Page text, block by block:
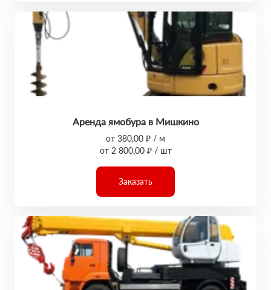
Аренда ямобура в Мишкино
от 380,00 ₽ / м
от 2 800,00 ₽ / шт
Заказать